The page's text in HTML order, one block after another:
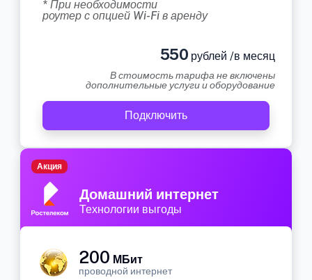
* При необходимости
роутер с опцией Wi-Fi в аренду
550 рублей /в месяц
В стоимость тарифа не включены
дополнительные услуги и оборудование
Подключить
Домашний интернет
Технологии выгоды
Акция
200 МБит
проводной интернет